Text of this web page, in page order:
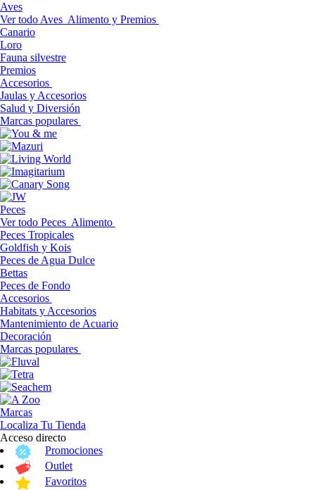
Aves
Ver todo Aves Alimento y Premios
Canario
Loro
Fauna silvestre
Premios
Accesorios
Jaulas y Accesorios
Salud y Diversión
Marcas populares
Peces
Ver todo Peces Alimento
Peces Tropicales
Goldfish y Kois
Peces de Agua Dulce
Bettas
Peces de Fondo
Accesorios
Habitats y Accesorios
Mantenimiento de Acuario
Decoración
Marcas populares
Marcas
Localiza Tu Tienda
Acceso directo
Promociones
Outlet
Favoritos